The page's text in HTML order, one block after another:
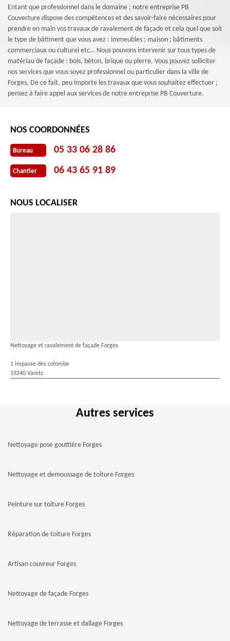
Entant que professionnel dans le domaine ; notre entreprise PB
Couverture dispose des compétences et des savoir-faire nécessaires pour
prendre en main vos travaux de ravalement de façade et cela quel que soit
le type de bâtiment que vous avez : immeubles ; maison ; bâtiments
commerciaux ou culturel etc… Nous pouvons intervenir sur tous types de
matériau de façade : bois, béton, brique ou pierre. Vous pouvez solliciter
nos services que vous soyez professionnel ou particulier dans la ville de
Forges. De ce fait, peu importe les travaux que vous souhaitez effectuer ;
pensez à faire appel aux services de notre entreprise PB Couverture.
NOS COORDONNÉES
Bureau 05 33 06 28 86
Chantier 06 43 65 91 89
NOUS LOCALISER
Nettoyage et ravalement de façade Forges
1 impasse des colombe
19240 Varetz
Autres services
Nettoyage pose gouttière Forges
Nettoyage et demoussage de toiture Forges
Peinture sur toiture Forges
Réparation de toiture Forges
Artisan couvreur Forges
Nettoyage de façade Forges
Nettoyage de terrasse et dallage Forges